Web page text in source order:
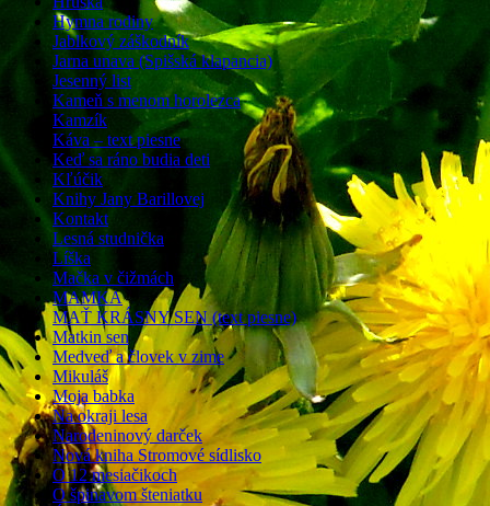
Hymna rodiny
Jablkový záškodník
Jarna unava (Spišská klapancia)
Jesenný list
Kameň s menom horolezca
Kamzík
Káva – text piesne
Keď sa ráno budia deti
Kľúčik
Knihy Jany Barillovej
Kontakt
Lesná studnička
Líška
Mačka v čižmách
MAMKA
MAŤ KRÁSNY SEN (text piesne)
Matkin sen
Medveď a človek v zime
Mikuláš
Moja babka
Na okraji lesa
Narodeninový darček
Nová kniha Stromové sídlisko
O 12 mesiačikoch
O špinavom šteniatku